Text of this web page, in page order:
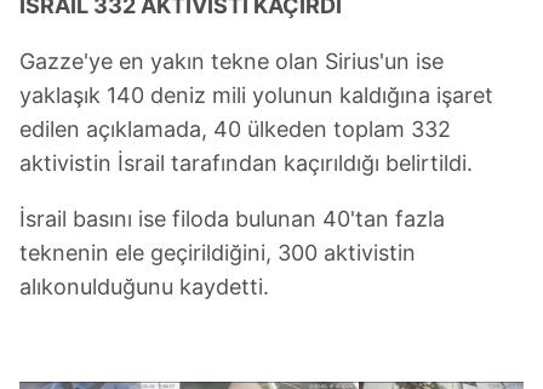
toplumu hizmetlerinin sunulması amacıyla
kullanılmaktadır. Diğer çerezler, sitemizin daha işlevsel
kılınması ve kişiselleştirilmesi ve sizlere yönelik
reklam/pazarlama faaliyetlerinin yapılması, amaçlarıyla
sınırlı olarak açık rızanız dahilinde kullanılacaktır.
Çerezlere ilişkin tercihlerinizi aşağıda yer alan panel
vasıtasıyla belirleyebilirsiniz. Çerezlere ilişkin detaylı bilgi
için Ayarlar butonuna tıklayabilir,
6698 sayılı Kişisel Verilerin Korunması Kanunu uyarınca
Gazze'ye en yakın tekne olan Sirius'un ise
yaklaşık 140 deniz mili yolunun kaldığına işaret
edilen açıklamada, 40 ülkeden toplam 332
aktivistin İsrail tarafından kaçırıldığı belirtildi.
İsrail basını ise filoda bulunan 40'tan fazla
teknenin ele geçirildiğini, 300 aktivistin
alıkonulduğunu kaydetti.